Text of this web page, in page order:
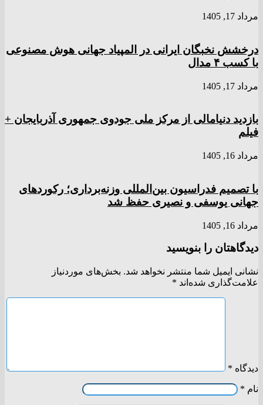
مرداد 17, 1405
درخشش نخبگان ایرانی در المپیاد جهانی هوش مصنوعی
با کسب ۴ مدال
مرداد 17, 1405
بازدید دنیامالی از مرکز ملی جودوی جمهوری آذربایجان +
فیلم
مرداد 16, 1405
با تصمیم فدراسیون بین‌المللی وزنه‌برداری؛ رکورد‌های
جهانی یوسفی و نصیری حفظ شد
مرداد 16, 1405
دیدگاهتان را بنویسید
نشانی ایمیل شما منتشر نخواهد شد. بخش‌های موردنیاز
علامت‌گذاری شده‌اند *
دیدگاه *
نام *